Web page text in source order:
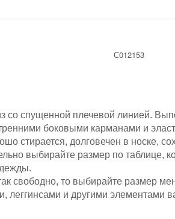
С012153
со спущенной плечевой линией.
боковыми карманами и
стирается, долговечен в носке,
выбирайте размер по таблице,
свободно, то выбирайте размер
леггинсами и другими элементами